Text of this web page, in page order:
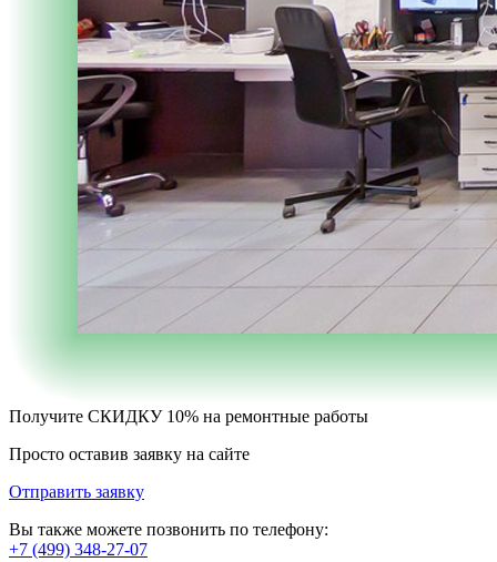
Получите СКИДКУ 10% на ремонтные работы
Просто оставив заявку на сайте
Отправить заявку
Вы также можете позвонить по телефону:
+7 (499) 348-27-07